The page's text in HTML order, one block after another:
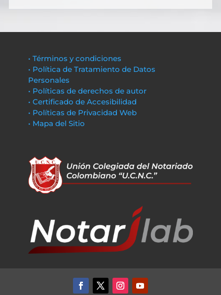
• Términos y condiciones
• Política de Tratamiento de Datos
Personales
• Políticas de derechos de autor
• Certificado de Accesibilidad
• Políticas de Privacidad Web
• Mapa del Sitio